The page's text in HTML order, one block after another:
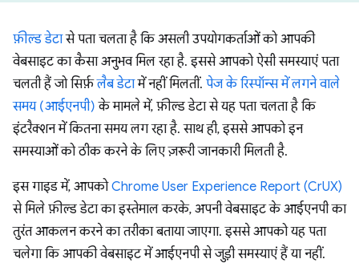
फ़ील्ड डेटासे पता चलता है कि असली उपयोगकर्ताओं को आपकी
वेबसाइट का कैसा अनुभव मिल रहा है. इससे आपको ऐसी समस्याएं पता
चलती हैं जो सिर्फ़लैब डेटामें नहीं मिलतीं. पेज के रिस्पॉन्स में लगने वाले
समय (आईएनपी) के मामले में, फ़ील्ड डेटा से यह पता चलता है कि
इंटरैक्शन में कितना समय लग रहा है. साथ ही, इससे आपको इन
समस्याओं को ठीक करने के लिए ज़रूरी जानकारी मिलती है.
इस गाइड में, आपकोChrome User Experience Report (CrUX)
से मिले फ़ील्ड डेटा का इस्तेमाल करके, अपनी वेबसाइट के आईएनपी का
तुरंत आकलन करने का तरीका बताया जाएगा. इससे आपको यह पता
चलेगा कि आपकी वेबसाइट में आईएनपी से जुड़ी समस्याएं हैं या नहीं.